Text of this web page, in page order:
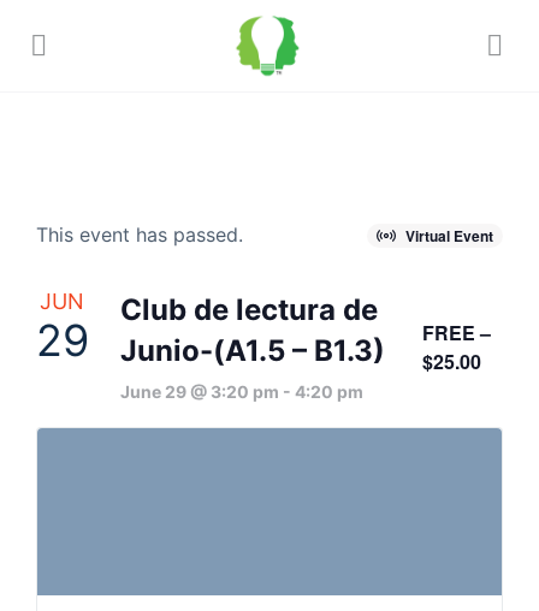
Virtual Event
This event has passed.
JUN
29
Club de lectura de
Junio-(A1.5 – B1.3)
June 29 @ 3:20 pm - 4:20 pm
FREE –
$25.00